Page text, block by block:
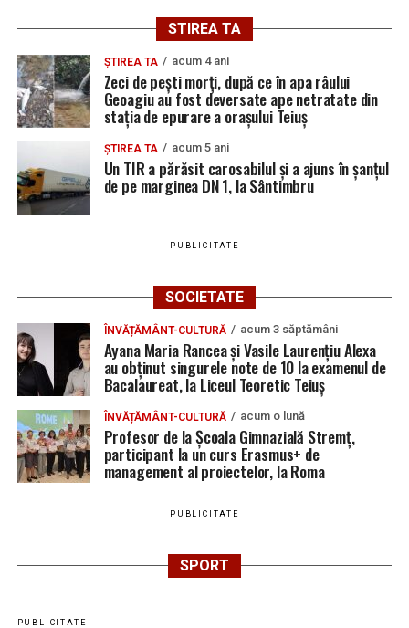
STIREA TA
ȘTIREA TA acum 4 ani
Zeci de pești morți, după ce în apa râului
Geoagiu au fost deversate ape netratate din
stația de epurare a orașului Teiuș
ȘTIREA TA acum 5 ani
Un TIR a părăsit carosabilul și a ajuns în șanțul
de pe marginea DN 1, la Sântimbru
PUBLICITATE
SOCIETATE
ÎNVĂȚĂMÂNT-CULTURĂ acum 3 săptămâni
Ayana Maria Rancea și Vasile Laurențiu Alexa
au obținut singurele note de 10 la examenul de
Bacalaureat, la Liceul Teoretic Teiuș
ÎNVĂȚĂMÂNT-CULTURĂ acum o lună
Profesor de la Școala Gimnazială Stremț,
participant la un curs Erasmus+ de
management al proiectelor, la Roma
PUBLICITATE
SPORT
PUBLICITATE